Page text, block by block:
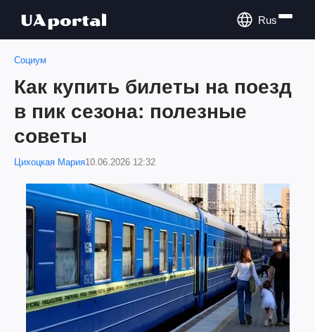
Rus
Социум
Как купить билеты на поезд
в пик сезона: полезные
советы
Цихоцкая Мария10.06.2026 12:32